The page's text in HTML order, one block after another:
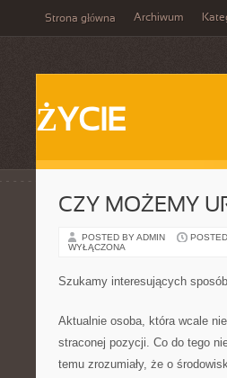
Strona główna Archiwum
ŻYCIE
CZY MOŻEMY
POSTED BY ADMIN
WYŁĄCZONA
Szukamy interesujących
Aktualnie osoba, która wcale
straconej pozycji. Co do tego
temu zrozumiały, że o